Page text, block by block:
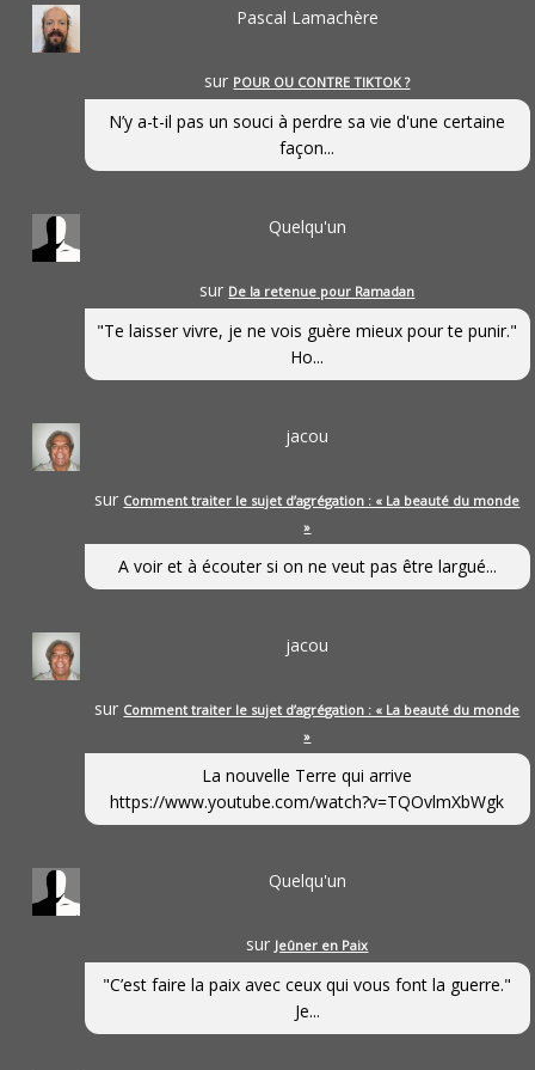
Pascal Lamachère
sur POUR OU CONTRE TIKTOK ?
N’y a-t-il pas un souci à perdre sa vie d'une certaine
façon...
Quelqu'un
sur De la retenue pour Ramadan
"Te laisser vivre, je ne vois guère mieux pour te punir."
Ho...
jacou
sur Comment traiter le sujet d’agrégation : « La beauté du monde
»
A voir et à écouter si on ne veut pas être largué...
jacou
sur Comment traiter le sujet d’agrégation : « La beauté du monde
»
La nouvelle Terre qui arrive
https://www.youtube.com/watch?v=TQOvlmXbWgk
Quelqu'un
sur Jeûner en Paix
"C’est faire la paix avec ceux qui vous font la guerre."
Je...